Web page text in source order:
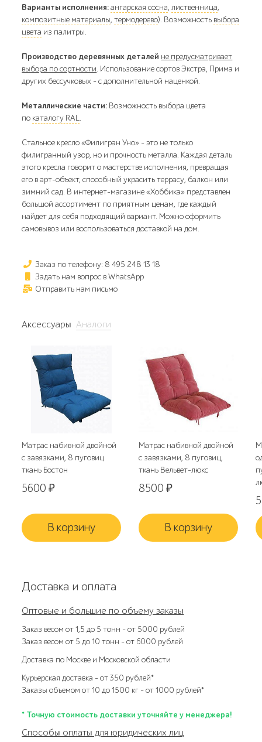
Варианты исполнения:ангарская сосна,лиственница,
композитные материалы,термодерево). Возможность выбора
цвета из палитры.
Производство деревянных деталей не предусматривает
выбора по сортности. Использование сортов Экстра, Прима и
других бессучковых - с дополнительной наценкой.
Металлические части: Возможность выбора цвета
по каталогу RAL.
Стальное кресло «Филигран Уно» – это не только
филигранный узор, но и прочность металла. Каждая деталь
этого кресла говорит о мастерстве исполнения, превращая
его в арт-объект, способный украсить террасу, балкон или
зимний сад. В интернет-магазине «Хоббика» представлен
большой ассортимент по приятным ценам, где каждый
найдет для себя подходящий вариант. Можно оформить
самовывоз или воспользоваться доставкой на дом.
Заказ по телефону: 8 495 248 13 18
Задать нам вопрос в WhatsApp
Отправить нам письмо
Аксессуары Аналоги
Матрас набивной двойной
с завязками, 8 пуговиц
ткань Бостон
5600₽
В корзину
Матрас набивной двойной
с завязками, 8 пуговиц,
ткань Вельвет-люкс
8500₽
В корзину
Доставка и оплата
Оптовые и большие по объему заказы
Заказ весом от 1,5 до 5 тонн – от 5000 рублей
Заказ весом от 5 до 10 тонн – от 6000 рублей
Доставка по Москве и Московской области
Курьерская доставка – от 350 рублей*
Заказы объемом от 10 до 1500 кг – от 1000 рублей*
* Точную стоимость доставки уточняйте у менеджера!
Способы оплаты для юридических лиц